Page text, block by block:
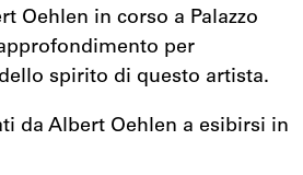
Oehlen in corso a Palazzo
per
spirito di questo artista.
da Albert Oehlen a esibirsi in